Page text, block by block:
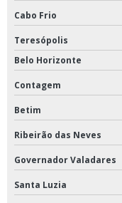
Banho para ductilômetro
Bomba peristáltica
Bomba peristáltica para
Bomba peristáltica digital
Britador de mandíbula
Câmara climática
Câmara climática para
Centrifuga de laboratório
Cabo Frio
Teresópolis
Belo Horizonte
Contagem
Betim
Ribeirão das Neves
Governador Valadares
Santa Luzia